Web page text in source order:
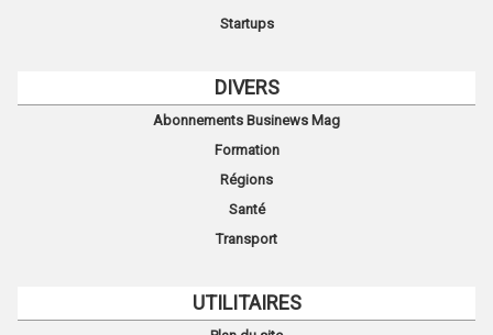
Startups
DIVERS
Abonnements Businews Mag
Formation
Régions
Santé
Transport
UTILITAIRES